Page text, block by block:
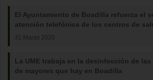
El Ayuntamiento de Boadilla refuerza el
atención telefónica de los centros de
31 Marzo 2020
La UME trabaja en la desinfección de
de mayores que hay en Boadilla